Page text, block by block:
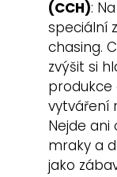
(CCH):
speciální
chasing.
zvýšit si
vytváření
Nejde ani
mraky a
jako